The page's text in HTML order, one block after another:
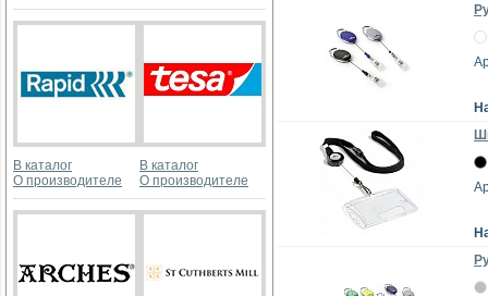
В каталог
О производителе
В каталог
О производителе